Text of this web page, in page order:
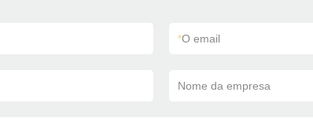
*O email
Nome da empresa